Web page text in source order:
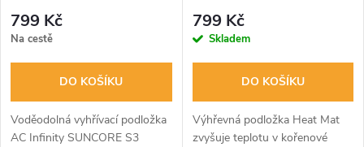
Controller, 25.4cm x 52.7cm
799 Kč
Na cestě
DO KOŠÍKU
Voděodolná vyhřívací podložka
AC Infinity SUNCORE S3
799 Kč
Skladem
DO KOŠÍKU
Výhřevná podložka Heat Mat
zvyšuje teplotu v kořenové